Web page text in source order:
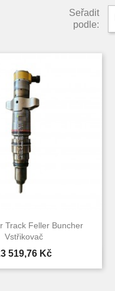
Seřadit
podle:
Track Feller Buncher
Vstřikovač
519,76 Kč
Rychlý náhled